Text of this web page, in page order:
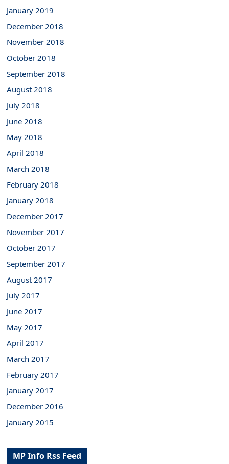
January 2019
December 2018
November 2018
October 2018
September 2018
August 2018
July 2018
June 2018
May 2018
April 2018
March 2018
February 2018
January 2018
December 2017
November 2017
October 2017
September 2017
August 2017
July 2017
June 2017
May 2017
April 2017
March 2017
February 2017
January 2017
December 2016
January 2015
MP Info Rss Feed